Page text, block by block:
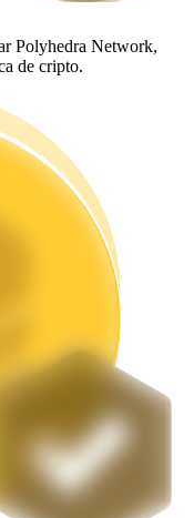
de BTR
Polyhedra Network,
de cripto.